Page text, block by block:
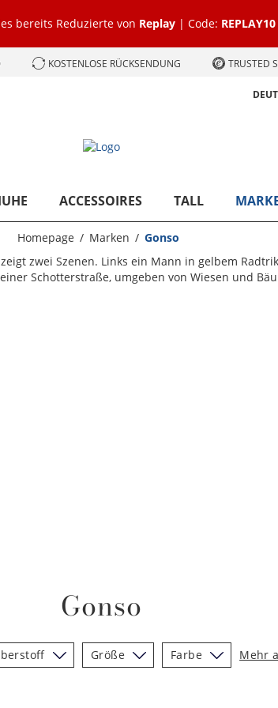
bereits Reduzierte von Replay | Code: REPLAY10
KOSTENLOSE RÜCKSENDUNG TRUSTED
ACCESSOIRES TALL
Homepage Marken Gonso
Gonso
Größe Farbe
Mehr